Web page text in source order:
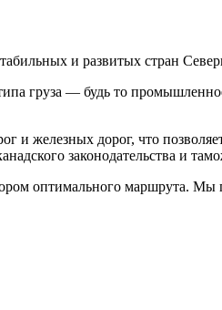
и развитых стран
груза — будь то
и железных дорог, что
законодательства и
оптимального маршрута. Мы